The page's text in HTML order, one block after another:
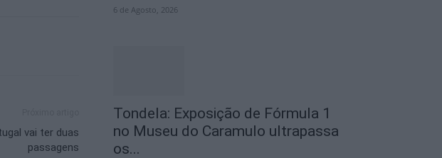
vai ter duas
passagens
6 de Agosto, 2026
Tondela: Exposição de Fórmula 1
no Museu do Caramulo ultrapassa
os...